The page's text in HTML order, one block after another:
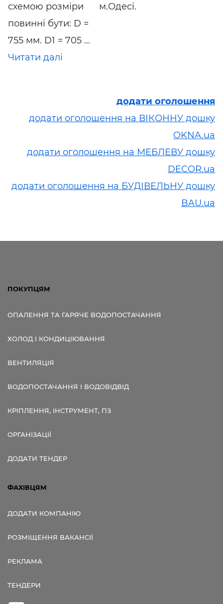
схемою розміри
повинні бути: D =
755 мм. D1 = 705 ...
Читати далі
м.Одесі.
додати оголошення
додати оголошення на ВІКОННУ дошку
OKNA.ua
додати оголошення на МЕБЛЕВУ дошку
DECOR.ua
додати оголошення на БУДІВЕЛЬНУ дошку
BAU.ua
ПОКУПЦЯМ
ОПАЛЕННЯ ТА ГАРЯЧЕ ВОДОПОСТАЧАННЯ
ХОЛОД І КОНДИЦІЮВАННЯ
ВЕНТИЛЯЦІЯ
ВОДОПОСТАЧАННЯ І ВОДОВІДВІД
КРІПЛЕННЯ, ІНСТРУМЕНТ, ПЗ
ОРГАНІЗАЦІЇ
ДОДАТИ ТЕНДЕР
ФАХІВЦЯМ
ДОДАТИ КОМПАНІЮ
РОЗМІЩЕННЯ ВАКАНСІЇ
РЕКЛАМА
ТЕНДЕРИ